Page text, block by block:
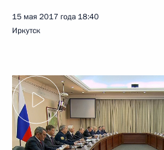
15 мая 2017 года 18:40
Иркутск